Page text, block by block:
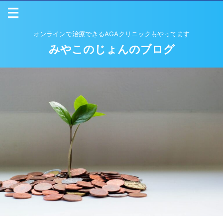
オンラインで治療できるAGAクリニックもやってます
みやこのじょんのブログ